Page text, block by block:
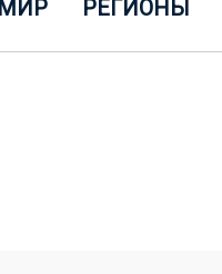
МИР РЕГИОНЫ